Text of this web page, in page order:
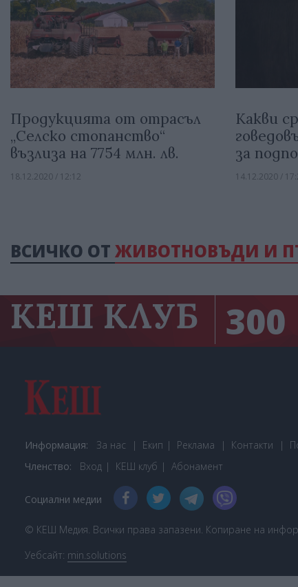
Продукцията от отрасъл
„Селско стопанство“
възлиза на 7754 млн. лв.
18.12.2020 / 12:12
Какви
за
14.12.2020 /
ВСИЧКО ОТ ЖИВОТНОВЪДИ И
КЕШ КЛУБ 300
Информация: За нас Екип Реклама Контакти
Членство:
Вход КЕШ клуб Абонамент
Социални медии
© КЕШ Медия. Всички права запазени. Копиране на
Уебсайт: min.solutions